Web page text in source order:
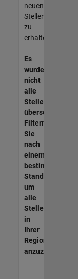
neuen
Stellenangeboten
zu
erhalten.
Es
wurden
nicht
alle
Stellen
übersetzt.
Filtern
Sie
nach
einem
bestimmten
Standort,
um
alle
Stellenangebote
in
Ihrer
Region
anzuzeigen.